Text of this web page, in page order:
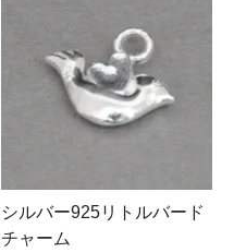
シルバー925リトルバード
チャーム